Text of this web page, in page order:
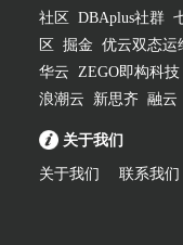
社区
DBAplus社群
区
掘金 优云双态运
华云 ZEGO即构科技
浪潮云
新思齐 融云
关于我们
关于我们 联系我们